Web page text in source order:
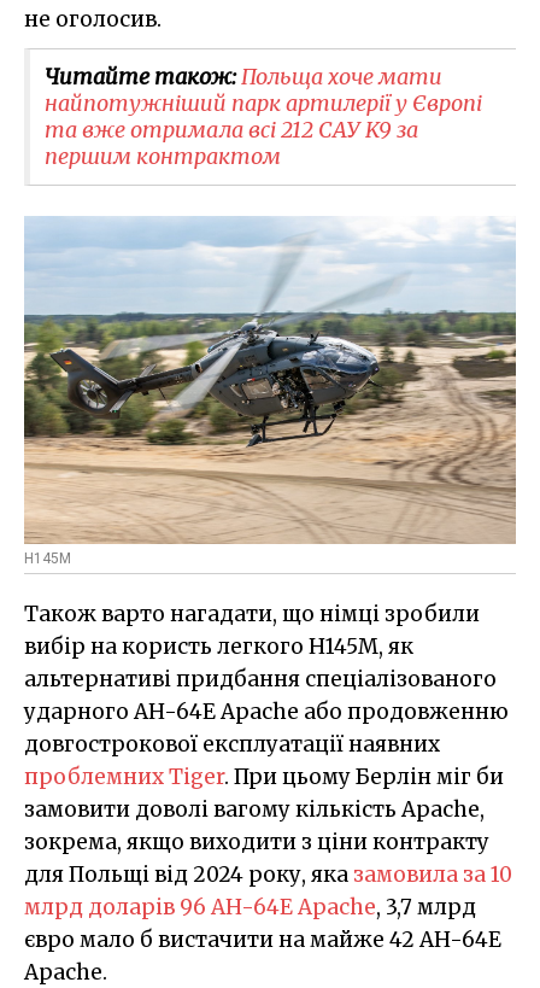
не оголосив.
Читайте також:Польща хоче мати
найпотужніший парк артилерії у Європі
та вже отримала всі 212 САУ K9 за
першим контрактом
H145M
Також варто нагадати, що німці зробили
вибір на користь легкого H145M, як
альтернативі придбання спеціалізованого
ударного AH-64E Apache або продовженню
довгострокової експлуатації наявних
проблемних Tiger. При цьому Берлін міг би
замовити доволі вагому кількість Apache,
зокрема, якщо виходити з ціни контракту
для Польщі від 2024 року, яка замовила за 10
млрд доларів 96 AH-64E Apache, 3,7 млрд
євро мало б вистачити на майже 42 AH-64E
Apache.